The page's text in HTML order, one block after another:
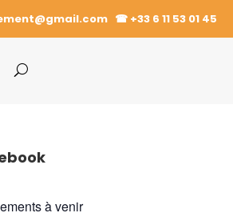
☎︎ +33 6 11 53 01 45
à venir